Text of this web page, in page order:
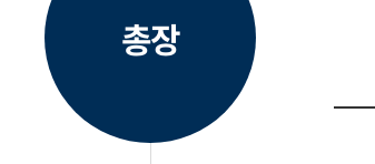
총장